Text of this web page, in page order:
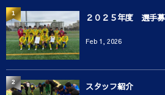
２０２５年度 選手
Feb 1, 2026
1
スタッフ紹介
2